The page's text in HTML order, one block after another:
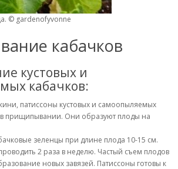
© gardenofyvonne
кабачков
кустовых и
кабачков:
патиссоны кустовых и самоопыляемых
в прищипывании. Они образуют плоды на
зеленцы при длине плода 10-15 см.
2 раза в неделю. Частый съем плодов
новых завязей. Патиссоны готовы к